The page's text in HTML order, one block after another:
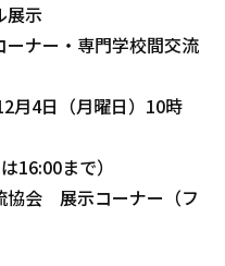
展示
ナー・専門学校間交流
月4日（月曜日）10時
16:00まで）
協会 展示コーナー（フ